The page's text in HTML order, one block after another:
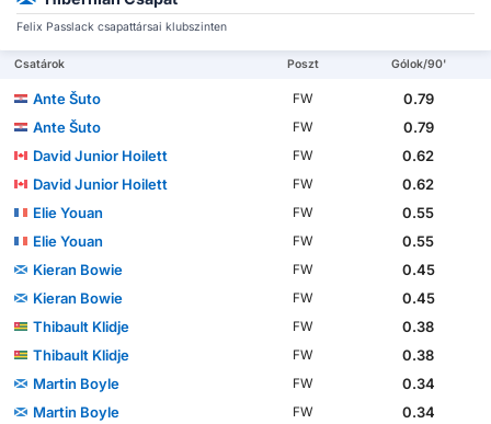
Felix Passlack csapattársai klubszinten
Csatárok Poszt Gólok/90'
Ante Šuto FW
0.79
Ante Šuto
FW
0.79
David Junior Hoilett
FW
0.62
David Junior Hoilett
FW
0.62
Elie Youan
FW
0.55
Elie Youan
FW
0.55
Kieran Bowie
FW
0.45
Kieran Bowie
FW
0.45
Thibault Klidje
FW
0.38
Thibault Klidje
FW
0.38
Martin Boyle
FW
0.34
Martin Boyle
FW
0.34